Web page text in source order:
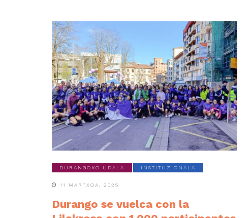
DURANGOKO UDALA INSTITUZIONALA
11 MARTXOA, 2025
Durango se vuelca con la